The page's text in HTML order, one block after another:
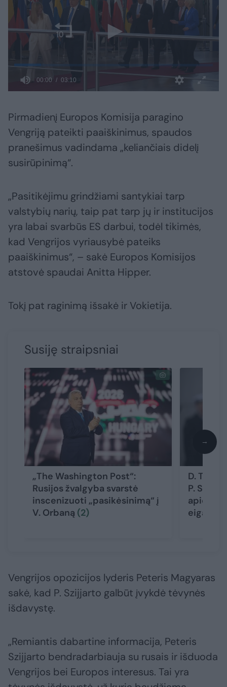
Pirmadienį Europos Komisija paragino
Vengriją pateikti paaiškinimus, spaudos
pranešimus vadindama „keliančiais didelį
susirūpinimą“.
„Pasitikėjimu grindžiami santykiai tarp
valstybių narių, taip pat tarp jų ir institucijos
yra labai svarbūs ES darbui, todėl tikimės,
kad Vengrijos vyriausybė pateiks
paaiškinimus“, – sakė Europos Komisijos
atstovė spaudai Anitta Hipper.
Tokį pat raginimą išsakė ir Vokietija.
Susiję straipsniai
„The Washington Post“:
Rusijos žvalgyba svarstė
inscenizuoti „pasikėsinimą“ į
V. Orbaną (2)
D.
P.
apie ES
eigą
→
Vengrijos opozicijos lyderis Peteris Magyaras
sakė, kad P. Szijjarto galbūt įvykdė tėvynės
išdavystę.
„Remiantis dabartine informacija, Peteris
Szijjarto bendradarbiauja su rusais ir išduoda
Vengrijos bei Europos interesus. Tai yra